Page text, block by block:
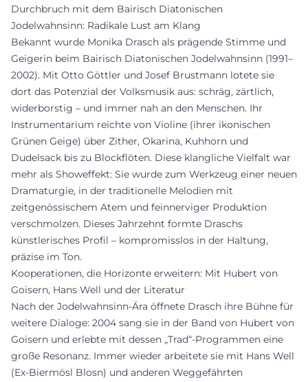
Durchbruch mit dem Bairisch Diatonischen
Jodelwahnsinn: Radikale Lust am Klang
Bekannt wurde Monika Drasch als prägende Stimme und
Geigerin beim Bairisch Diatonischen Jodelwahnsinn (1991–
2002). Mit Otto Göttler und Josef Brustmann lotete sie
dort das Potenzial der Volksmusik aus: schräg, zärtlich,
widerborstig – und immer nah an den Menschen. Ihr
Instrumentarium reichte von Violine (ihrer ikonischen
Grünen Geige) über Zither, Okarina, Kuhhorn und
Dudelsack bis zu Blockflöten. Diese klangliche Vielfalt war
mehr als Showeffekt: Sie wurde zum Werkzeug einer neuen
Dramaturgie, in der traditionelle Melodien mit
zeitgenössischem Atem und feinnerviger Produktion
verschmolzen. Dieses Jahrzehnt formte Draschs
künstlerisches Profil – kompromisslos in der Haltung,
präzise im Ton.
Kooperationen, die Horizonte erweitern: Mit Hubert von
Goisern, Hans Well und der Literatur
Nach der Jodelwahnsinn-Ära öffnete Drasch ihre Bühne für
weitere Dialoge: 2004 sang sie in der Band von Hubert von
Goisern und erlebte mit dessen „Trad“-Programmen eine
große Resonanz. Immer wieder arbeitete sie mit Hans Well
(Ex-Biermösl Blosn) und anderen Weggefährten